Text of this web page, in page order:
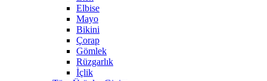
Elbise
Mayo
Bikini
Çorap
Gömlek
Rüzgarlık
İçlik